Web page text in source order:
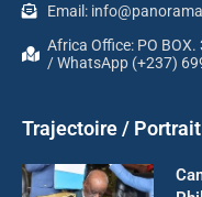
Email:
Africa Office: PO
/ WhatsApp (+237)
Trajectoire /